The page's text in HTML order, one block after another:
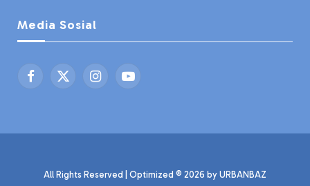
Media Sosial
Facebook
X
InstagramYouTube
All Rights Reserved | Optimized © 2026 by URBANBAZ